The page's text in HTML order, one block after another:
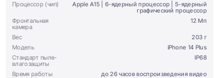
Процессор (чип)
Apple A15 | 6-ядерный процессор | 5-ядерный
графический процессор
Фронтальная
камера
12 Мп
Вес
203 г
Модель
iPhone 14 Plus
Стандарт пыле-
влагозащиты
IP68
Время работы
до 26 часов воспроизведения видео